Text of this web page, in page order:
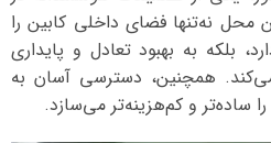
نه‌تنها فضای داخلی کابین را
بلکه به بهبود تعادل و پایداری
همچنین، دسترسی آسان به
را ساده‌تر و کم‌هزینه‌تر می‌سازد.